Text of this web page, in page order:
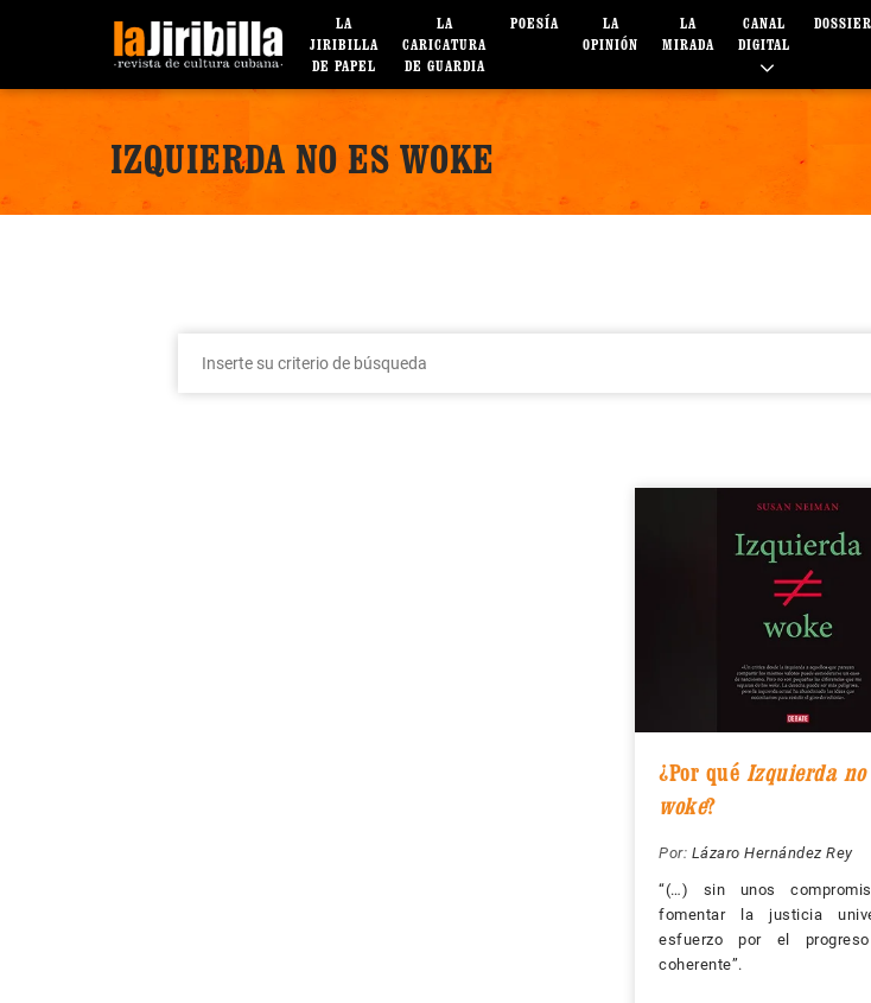
LA
JIRIBILLA
DE PAPEL
LA
CARICATURA
DE GUARDIA
POESÍA
LA
OPINIÓN
LA
MIRADA
CANAL
DIGITAL
DOSSIER
IZQUIERDA NO ES WOKE
¿Por qué Izquierda no
woke?
Por: Lázaro Hernández Rey
“(…) sin unos
fomentar la justicia
esfuerzo por el
coherente”.